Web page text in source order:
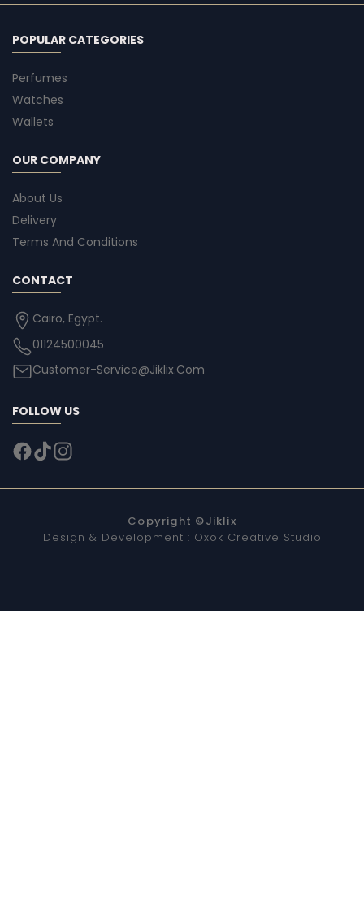
POPULAR CATEGORIES
Perfumes
Watches
Wallets
OUR COMPANY
About Us
Delivery
Terms And Conditions
CONTACT
Cairo, Egypt.
01124500045
Customer-Service@Jiklix.Com
FOLLOW US
Copyright ©Jiklix
Design & Development : Oxok Creative Studio